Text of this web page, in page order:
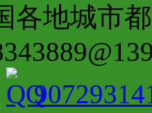
各地城市